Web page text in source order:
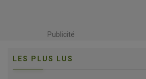
Publicité
LES PLUS LUS